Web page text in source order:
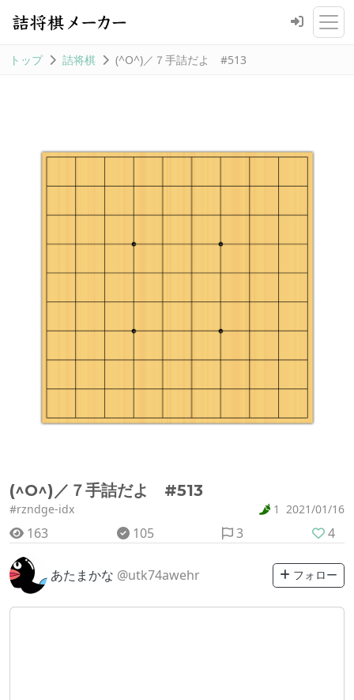
トップ 詰将棋 (^O^)／７手詰だよ #513
(^O^)／７手詰だよ #513
#rzndge-idx 1 2021/01/16
163 105 3 4
あたまかな @utk74awehr フォロー